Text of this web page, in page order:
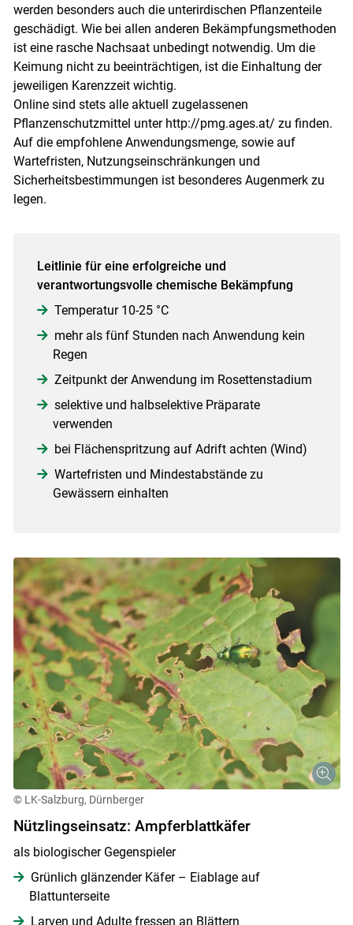
werden besonders auch die unterirdischen Pflanzenteile
geschädigt. Wie bei allen anderen Bekämpfungsmethoden
ist eine rasche Nachsaat unbedingt notwendig. Um die
Keimung nicht zu beeinträchtigen, ist die Einhaltung der
jeweiligen Karenzzeit wichtig.
Online sind stets alle aktuell zugelassenen
Pflanzenschutzmittel unter http://pmg.ages.at/ zu finden.
Auf die empfohlene Anwendungsmenge, sowie auf
Wartefristen, Nutzungseinschränkungen und
Sicherheitsbestimmungen ist besonderes Augenmerk zu
legen.
Leitlinie für eine erfolgreiche und
verantwortungsvolle chemische Bekämpfung
Temperatur 10-25 °C
mehr als fünf Stunden nach Anwendung kein
Regen
Zeitpunkt der Anwendung im Rosettenstadium
selektive und halbselektive Präparate
verwenden
bei Flächenspritzung auf Adrift achten (Wind)
Wartefristen und Mindestabstände zu
Gewässern einhalten
© LK-Salzburg, Dürnberger
Nützlingseinsatz: Ampferblattkäfer
als biologischer Gegenspieler
Grünlich glänzender Käfer – Eiablage auf
Blattunterseite
Larven und Adulte fressen an Blättern